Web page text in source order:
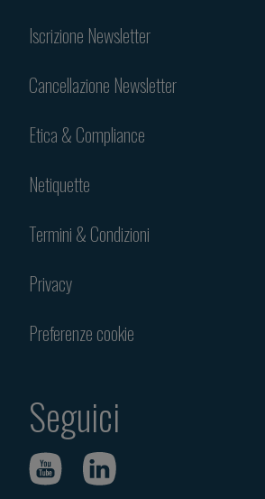
Iscrizione Newsletter
Cancellazione Newsletter
Etica & Compliance
Netiquette
Termini & Condizioni
Privacy
Preferenze cookie
Seguici